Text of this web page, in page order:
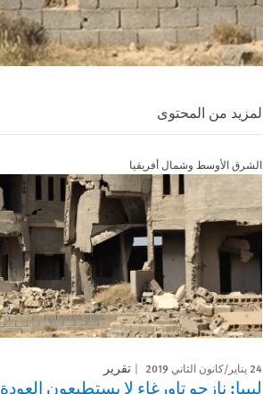
لمزيد من المحتوى
الشرق الأوسط وشمال أفريقيا
24 يناير/كانون الثاني 2019 تقرير
ليبيا: نازحو تاورغاء لا يستطيعون العودة